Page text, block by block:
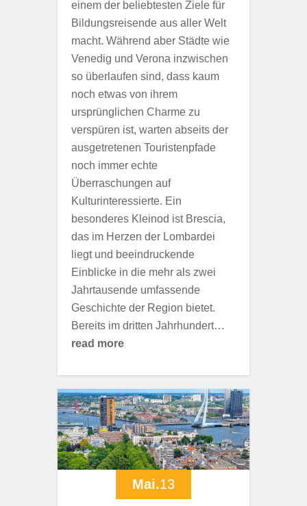
einem der beliebtesten Ziele für
Bildungsreisende aus aller Welt
macht. Während aber Städte wie
Venedig und Verona inzwischen
so überlaufen sind, dass kaum
noch etwas von ihrem
ursprünglichen Charme zu
verspüren ist, warten abseits der
ausgetretenen Touristenpfade
noch immer echte
Überraschungen auf
Kulturinteressierte. Ein
besonderes Kleinod ist Brescia,
das im Herzen der Lombardei
liegt und beeindruckende
Einblicke in die mehr als zwei
Jahrtausende umfassende
Geschichte der Region bietet.
Bereits im dritten Jahrhundert…
read more
Mai.13